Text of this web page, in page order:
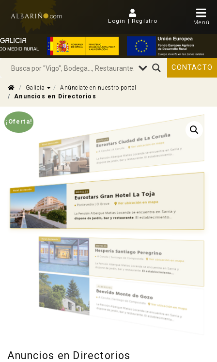
Login | Regístro Menú
CONTACTO
Galicia Dropdown
Anúnciate en nuestro portal
Anuncios en Directorios
¡Oferta!
Anuncios en Directorios